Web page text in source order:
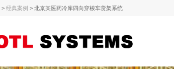
> 经典案例 > 北京某医药冷库四向穿梭车货架系统